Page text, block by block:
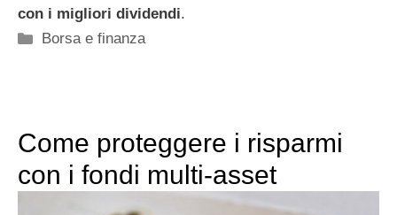
con i migliori dividendi.
Categorie
Borsa e finanza
Come proteggere i risparmi
con i fondi multi-asset